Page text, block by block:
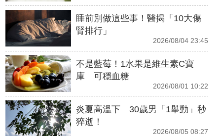
睡前別做這些事！醫揭「10大傷
腎排行」
2026/08/04 23:45
不是藍莓！1水果是維生素C寶
庫 可穩血糖
2026/08/01 10:22
炎夏高溫下 30歲男「1舉動」秒
猝逝！
2026/08/05 08:27